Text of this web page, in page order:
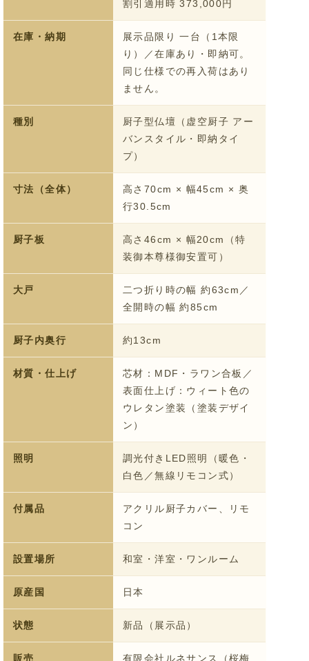
割引適用時 373,000円
在庫・納期
展示品限り 一台（1本限
り）／在庫あり・即納可。
同じ仕様での再入荷はあり
ません。
種別
厨子型仏壇（虚空厨子 アー
バンスタイル・即納タイ
プ）
寸法（全体）
高さ70cm × 幅45cm × 奥
行30.5cm
厨子板
高さ46cm × 幅20cm（特
装御本尊様御安置可）
大戸
二つ折り時の幅 約63cm／
全開時の幅 約85cm
厨子内奥行 約13cm
材質・仕上げ
芯材：MDF・ラワン合板／
表面仕上げ：ウィート色の
ウレタン塗装（塗装デザイ
ン）
照明
調光付きLED照明（暖色・
白色／無線リモコン式）
付属品
アクリル厨子カバー、リモ
コン
設置場所 和室・洋室・ワンルーム
原産国 日本
状態 新品（展示品）
販売 有限会社ルネサンス（桜梅